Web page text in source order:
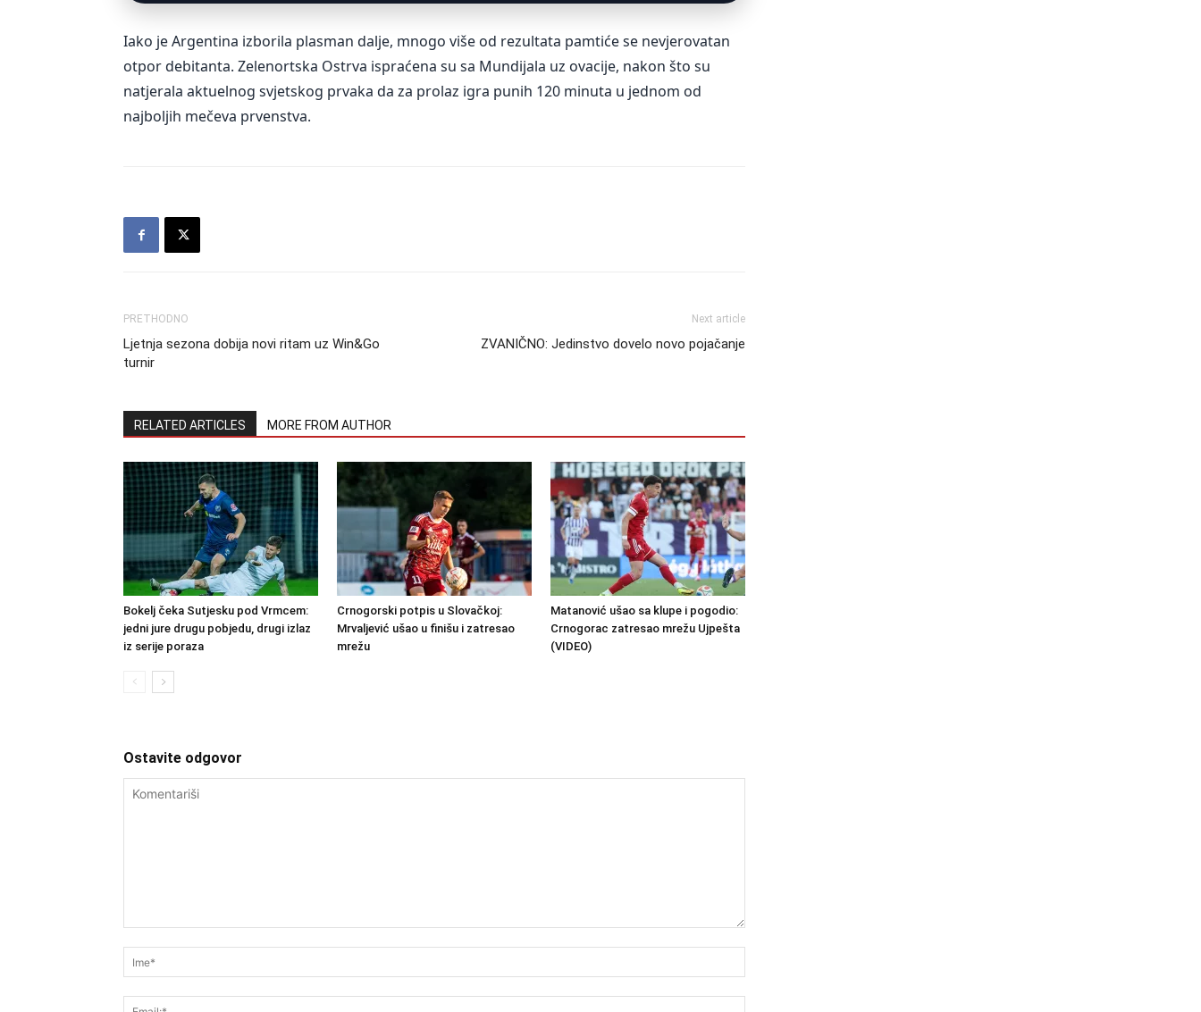
Iako je Argentina izborila plasman dalje, mnogo više od rezultata pamtiće se nevjerovatan
otpor debitanta. Zelenortska Ostrva ispraćena su sa Mundijala uz ovacije, nakon što su
natjerala aktuelnog svjetskog prvaka da za prolaz igra punih 120 minuta u jednom od
najboljih mečeva prvenstva.
PRETHODNO
Ljetnja sezona dobija novi ritam uz Win&Go
turnir
Next article
ZVANIČNO: Jedinstvo dovelo novo pojačanje
RELATED ARTICLES MORE FROM AUTHOR
Bokelj čeka Sutjesku pod Vrmcem:
jedni jure drugu pobjedu, drugi izlaz
iz serije poraza
Crnogorski potpis u Slovačkoj:
Mrvaljević ušao u finišu i zatresao
mrežu
Matanović ušao sa klupe i pogodio:
Crnogorac zatresao mrežu Ujpešta
(VIDEO)
Ostavite odgovor